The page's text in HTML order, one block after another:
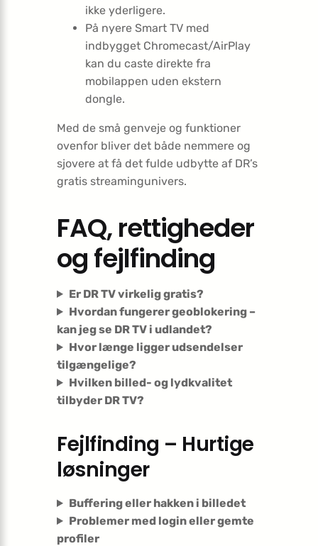
ikke yderligere.
På nyere Smart TV med
indbygget Chromecast/AirPlay
kan du caste direkte fra
mobilappen uden ekstern
dongle.
Med de små genveje og funktioner
ovenfor bliver det både nemmere og
sjovere at få det fulde udbytte af DR’s
gratis streamingunivers.
FAQ, rettigheder
og fejlfinding
Er DR TV virkelig gratis?
Hvordan fungerer geoblokering –
kan jeg se DR TV i udlandet?
Hvor længe ligger udsendelser
tilgængelige?
Hvilken billed- og lydkvalitet
tilbyder DR TV?
Fejlfinding – Hurtige
løsninger
Buffering eller hakken i billedet
Problemer med login eller gemte
profiler